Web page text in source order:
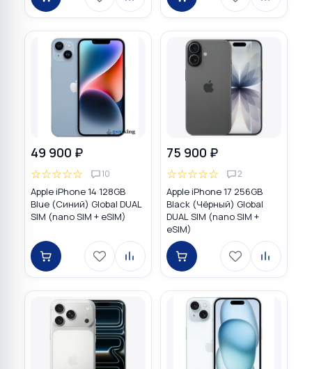
49 900 ₽
☆☆☆☆☆ 10
Apple iPhone 14 128GB
Blue (Синий) Global DUAL
SIM (nano SIM + eSIM)
75 900 ₽
☆☆☆☆☆ 2
Apple iPhone 17 256GB
Black (Чёрный) Global
DUAL SIM (nano SIM +
eSIM)